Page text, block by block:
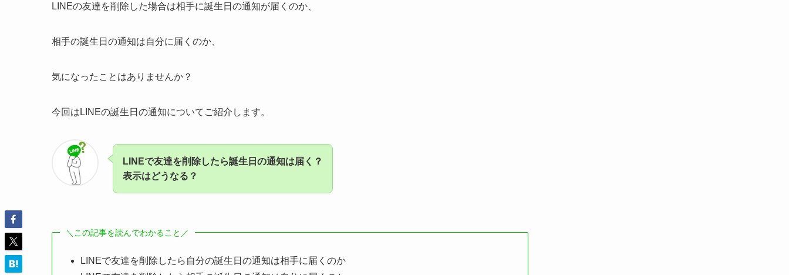
LINEの友達を削除した場合は相手に誕生日の通知が届くのか、
相手の誕生日の通知は自分に届くのか、
気になったことはありませんか？
今回はLINEの誕生日の通知についてご紹介します。
LINEで友達を削除したら誕生日の通知は届く？
表示はどうなる？
＼この記事を読んでわかること／
LINEで友達を削除したら自分の誕生日の通知は相手に届くのか